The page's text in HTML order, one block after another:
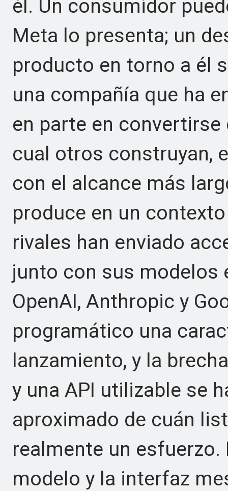
él. Un consumidor
Meta lo presenta; un
producto en torno a él
una compañía que ha
en parte en
cual otros construyan,
con el alcance más
produce en un
rivales han enviado
junto con sus modelos
OpenAI, Anthropic y
programático una
lanzamiento, y la
y una API utilizable se
aproximado de cuán
realmente un
modelo y la interfaz